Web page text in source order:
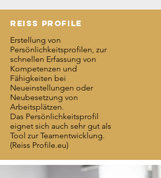
Reiss Profile
Erstellung von
Persönlichkeitsprofilen, zur
schnellen Erfassung von
Kompetenzen und
Fähigkeiten bei
Neueinstellungen oder
Neubesetzung von
Arbeitsplätzen.
Das Persönlichkeitsprofil
eignet sich auch sehr gut als
Tool zur Teamentwicklung.
(Reiss Profile.eu)